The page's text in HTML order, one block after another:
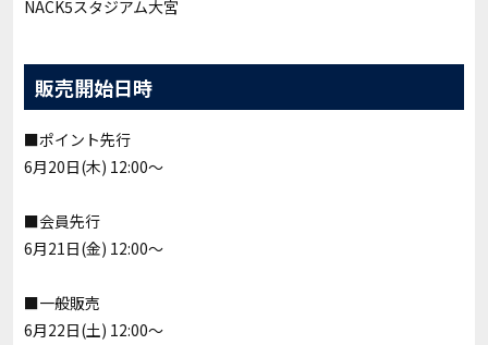
NACK5スタジアム大宮
販売開始日時
■ポイント先行
6月20日(木) 12:00～
■会員先行
6月21日(金) 12:00～
■一般販売
6月22日(土) 12:00～